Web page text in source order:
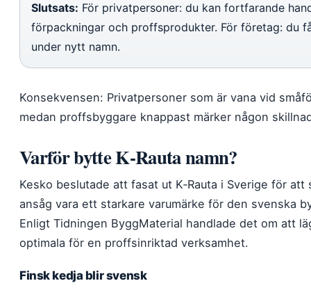
Slutsats: För privatpersoner: du kan fortfarande
förpackningar och proffsprodukter. För företag: du
under nytt namn.
Konsekvensen: Privatpersoner som är vana vid
medan proffsbyggare knappast märker någon
Varför bytte K‑Rauta namn?
Kesko beslutade att fasat ut K‑Rauta i Sverige för
ansåg vara ett starkare varumärke för den svenska
Enligt Tidningen ByggMaterial handlade det om att
optimala för en proffsinriktad verksamhet.
Finsk kedja blir svensk